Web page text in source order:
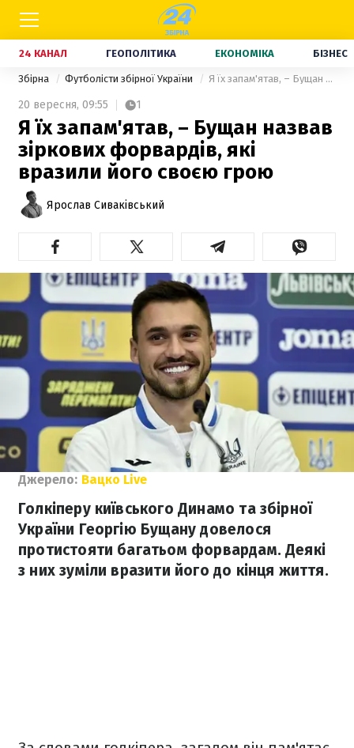
24 КАНАЛ ГЕОПОЛІТИКА ЕКОНОМІКА БІЗНЕС
Збірна Футболісти збірної України Я їх запам'ятав, – Бущан назвав зіркових форвардів, які вразили його своєю грою
20 вересня, 09:55 1
Я їх запам'ятав, – Бущан назвав
зіркових форвардів, які
вразили його своєю грою
Ярослав Сиваківський
Джерело: Вацко Live
Голкіперу київського Динамо та збірної
України Георгію Бущану довелося
протистояти багатьом форвардам. Деякі
з них зуміли вразити його до кінця життя.